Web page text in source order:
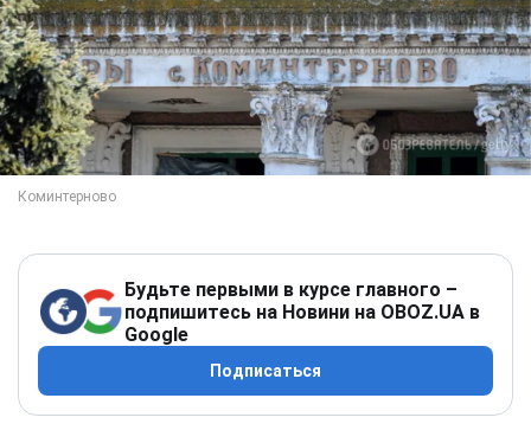
Будьте первыми в курсе главного –
подпишитесь на Новини на OBOZ.UA в
Google
Подписаться